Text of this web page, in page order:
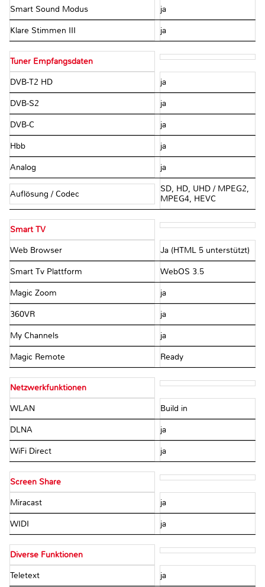
Smart Sound Modus ja
Klare Stimmen III ja
Tuner Empfangsdaten
DVB-T2 HD ja
DVB-S2 ja
DVB-C ja
Hbb ja
Analog ja
Auflösung / Codec
SD, HD, UHD / MPEG2,
MPEG4, HEVC
Smart TV
Web Browser Ja (HTML 5 unterstützt)
Smart Tv Plattform WebOS 3.5
Magic Zoom ja
360VR ja
My Channels ja
Magic Remote Ready
Netzwerkfunktionen
WLAN Build in
DLNA ja
WiFi Direct ja
Screen Share
Miracast ja
WIDI ja
Diverse Funktionen
Teletext ja